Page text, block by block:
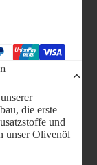
die erste
und
unser Olivenöl